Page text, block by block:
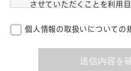
させていただくことを利用
ません。第三者に勝手に提
することもございません。
ご提出いただく個人情報は
同意
個人情報の取扱いについての